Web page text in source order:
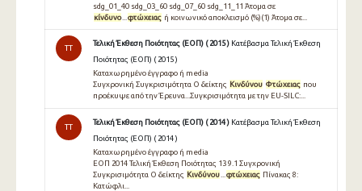
sdg_01_40 sdg_03_60 sdg_07_60 sdg_11_11 Άτομα σε
κίνδυνο... φτώχειας ή κοινωνικό αποκλεισμό (%)(1) Άτομα σε...
TT
Τελική Έκθεση Ποιότητας (ΕΟΠ) ( 2015 ) Κατέβασμα Τελική Έκθεση
Ποιότητας (ΕΟΠ) ( 2015 )
Καταχωρημένο έγγραφο ή media
Συγχρονική Συγκρισιµότητα Ο δείκτης Κινδύνου Φτώχειας που
προέκυψε από την Έρευνα...Συγκρισιµότητα µε την EU-SILC:...
TT
Τελική Έκθεση Ποιότητας (ΕΟΠ) ( 2014 ) Κατέβασμα Τελική Έκθεση
Ποιότητας (ΕΟΠ) ( 2014 )
Καταχωρημένο έγγραφο ή media
ΕΟΠ 2014 Τελική Έκθεση Ποιότητας 13 9.1 Συγχρονική
Συγκρισιµότητα Ο δείκτης Κινδύνου φτώχειας Πίνακας 8:
Κατώφλι...